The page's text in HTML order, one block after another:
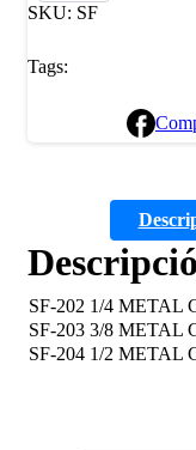
SKU: SF
Tags:
SF-202 1/4 METAL
SF-203 3/8 METAL
SF-204 1/2 METAL